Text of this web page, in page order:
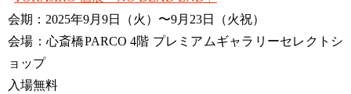
会期：2025年9月9日（火）〜9月23日（火祝）
会場：心斎橋PARCO 4階 プレミアムギャラリーセレクトシ
ョップ
入場無料